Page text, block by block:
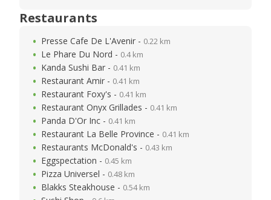
Restaurants
Presse Cafe De L'Avenir - 0.22 km
Le Phare Du Nord - 0.4 km
Kanda Sushi Bar - 0.41 km
Restaurant Amir - 0.41 km
Restaurant Foxy's - 0.41 km
Restaurant Onyx Grillades - 0.41 km
Panda D'Or Inc - 0.41 km
Restaurant La Belle Province - 0.41 km
Restaurants McDonald's - 0.43 km
Eggspectation - 0.45 km
Pizza Universel - 0.48 km
Blakks Steakhouse - 0.54 km